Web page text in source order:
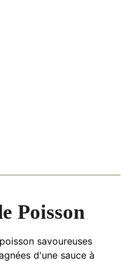
Poisson
savoureuses
d'une sauce à